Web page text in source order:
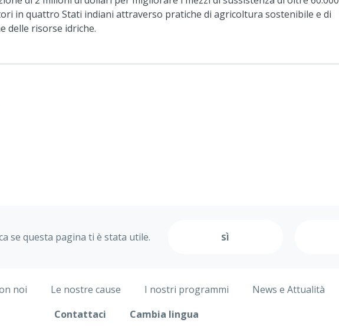
in quattro Stati indiani attraverso pratiche di agricoltura sostenibile e di
delle risorse idriche.
se questa pagina ti è stata utile.
noi Le nostre cause I nostri programmi News e Attualità
Contattaci
Cambia lingua